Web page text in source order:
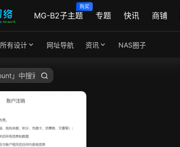
MG-B2子主题
购买
专题 快讯 商铺
所有设计 网址导航 资讯 NAS圈子